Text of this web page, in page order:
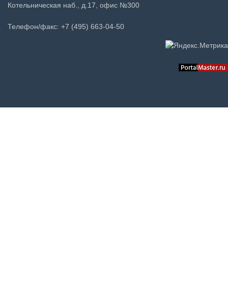
Котельническая наб., д.17, офис №300
Телефон/факс: +7 (495) 663-04-50